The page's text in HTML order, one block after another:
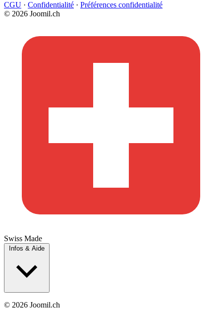
CGU · Confidentialité · Préférences confidentialité
© 2026 Joomil.ch
Swiss Made
Infos & Aide
© 2026 Joomil.ch